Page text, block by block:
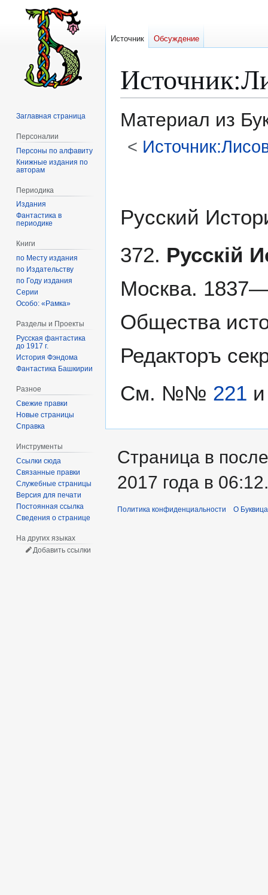
Источник:
Материал из
<
Русский
372. Русскій
Москва.
Общества
Редакторъ
См. №№ 221
Источник Обсуждение
Заглавная страница
Персоналии
Персоны по алфавиту
Книжные издания по
авторам
Периодика
Издания
Фантастика в
периодике
Книги
по Месту издания
по Издательству
по Году издания
Серии
Особо: «Рамка»
Разделы и Проекты
Русская фантастика
до 1917 г.
История Фэндома
Фантастика Башкирии
Разное
Свежие правки
Новые страницы
Справка
Инструменты
Ссылки сюда
Связанные правки
Служебные страницы
Версия для печати
Постоянная ссылка
Сведения о странице
На других языках
Добавить ссылки
Страница в
2017 года в 06:12.
Политика конфиденциальности О Буквица